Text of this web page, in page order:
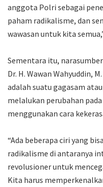
anggota Polri sebagai
paham radikalisme, dan
wawasan untuk kita
Sementara itu,
Dr. H. Wawan Wahyuddin,
adalah suatu gagasam
melalukan perubahan
menggunakan cara
“Ada beberapa ciri yang
radikalisme di antaranya
revolusioner untuk
Kita harus